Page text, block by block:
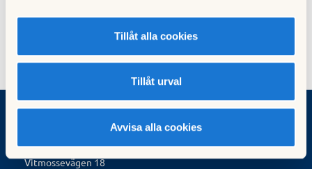
Tillåt alla cookies
Tillåt urval
Avvisa alla cookies
Vitmossevägen 18